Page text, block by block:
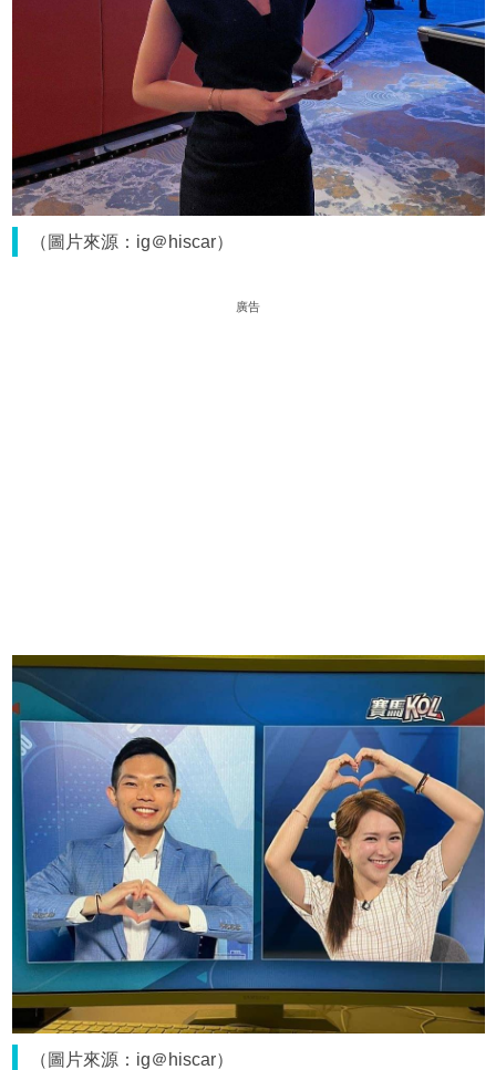
（圖片來源：ig＠hiscar）
廣告
（圖片來源：ig＠hiscar）